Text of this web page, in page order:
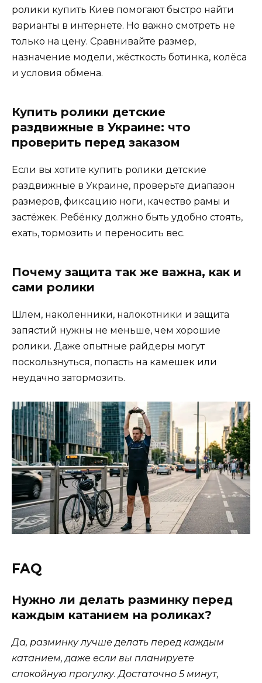
ролики купить Киев помогают быстро найти
варианты в интернете. Но важно смотреть не
только на цену. Сравнивайте размер,
назначение модели, жёсткость ботинка, колёса
и условия обмена.
Купить ролики детские
раздвижные в Украине: что
проверить перед заказом
Если вы хотите купить ролики детские
раздвижные в Украине, проверьте диапазон
размеров, фиксацию ноги, качество рамы и
застёжек. Ребёнку должно быть удобно стоять,
ехать, тормозить и переносить вес.
Почему защита так же важна, как и
сами ролики
Шлем, наколенники, налокотники и защита
запястий нужны не меньше, чем хорошие
ролики. Даже опытные райдеры могут
поскользнуться, попасть на камешек или
неудачно затормозить.
FAQ
Нужно ли делать разминку перед
каждым катанием на роликах?
Да, разминку лучше делать перед каждым
катанием, даже если вы планируете
спокойную прогулку. Достаточно 5 минут,